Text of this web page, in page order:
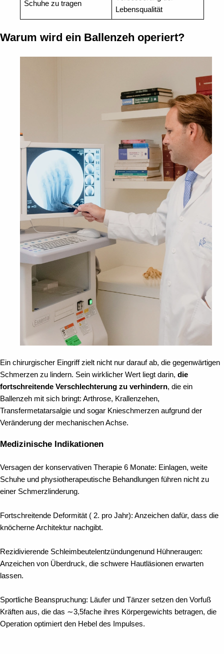
Schuhe zu tragen
Lebensqualität
Warum wird ein Ballenzeh operiert?
Ein chirurgischer Eingriff zielt nicht nur darauf ab, die gegenwärtigen
Schmerzen zu lindern. Sein wirklicher Wert liegt darin, die
fortschreitende Verschlechterung zu verhindern, die ein
Ballenzeh mit sich bringt: Arthrose, Krallenzehen,
Transfermetatarsalgie und sogar Knieschmerzen aufgrund der
Veränderung der mechanischen Achse.
Medizinische Indikationen
Versagen der konservativen Therapie 6 Monate: Einlagen, weite
Schuhe und physiotherapeutische Behandlungen führen nicht zu
einer Schmerzlinderung.
Fortschreitende Deformität ( 2. pro Jahr): Anzeichen dafür, dass die
knöcherne Architektur nachgibt.
Rezidivierende Schleimbeutelentzündungenund Hühneraugen:
Anzeichen von Überdruck, die schwere Hautläsionen erwarten
lassen.
Sportliche Beanspruchung: Läufer und Tänzer setzen den Vorfuß
Kräften aus, die das ∼3,5fache ihres Körpergewichts betragen, die
Operation optimiert den Hebel des Impulses.